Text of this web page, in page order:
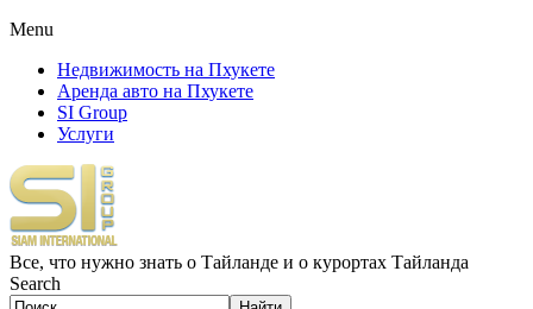
Menu
Недвижимость на Пхукете
Аренда авто на Пхукете
SI Group
Услуги
Все, что нужно знать о Тайланде и о курортах Тайланда
Search